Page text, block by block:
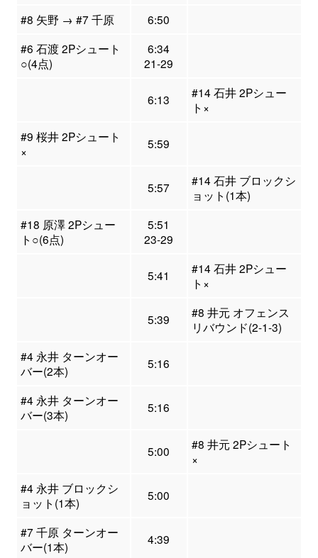
#8 矢野 → #7 千原
6:50
#6 石渡 2Pシュート
○(4点)
6:34
21-29
6:13
#14 石井 2Pシュー
ト×
#9 桜井 2Pシュート
×
5:59
5:57
#14 石井 ブロックシ
ョット(1本)
#18 原澤 2Pシュー
ト○(6点)
5:51
23-29
5:41
#14 石井 2Pシュー
ト×
5:39
#8 井元 オフェンス
リバウンド(2-1-3)
#4 永井 ターンオー
バー(2本)
5:16
#4 永井 ターンオー
バー(3本)
5:16
5:00
#8 井元 2Pシュート
×
#4 永井 ブロックシ
ョット(1本)
5:00
#7 千原 ターンオー
バー(1本)
4:39